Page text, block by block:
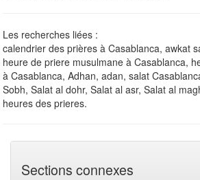
Les recherches liées :
calendrier des prières à Casablanca, awkat
heure de priere musulmane à Casablanca,
à Casablanca, Adhan, adan, salat
Sobh, Salat al dohr, Salat al asr, Salat al
heures des prieres.
Sections connexes